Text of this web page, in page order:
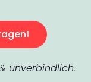
unverbindlich.